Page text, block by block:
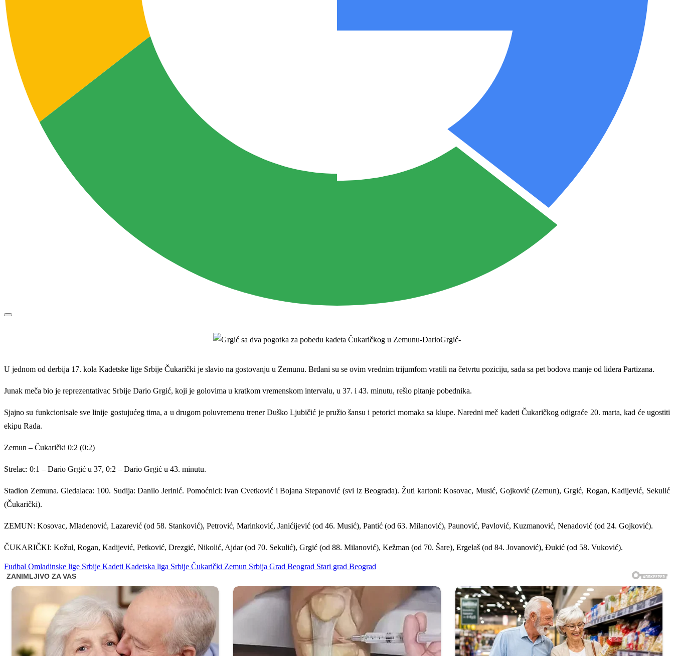
U jednom od derbija 17. kola Kadetske lige Srbije Čukarički je slavio na gostovanju u Zemunu. Brđani su se ovim vrednim trijumfom vratili na četvrtu poziciju, sada sa pet bodova manje od lidera Partizana.
Junak meča bio je reprezentativac Srbije Dario Grgić, koji je golovima u kratkom vremenskom intervalu, u 37. i 43. minutu, rešio pitanje pobednika.
Sjajno su funkcionisale sve linije gostujućeg tima, a u drugom poluvremenu trener Duško Ljubičić je pružio šansu i petorici momaka sa klupe. Naredni meč kadeti Čukaričkog odigraće 20. marta, kad će ugostiti
ekipu Rada.
Zemun – Čukarički 0:2 (0:2)
Strelac: 0:1 – Dario Grgić u 37, 0:2 – Dario Grgić u 43. minutu.
Stadion Zemuna. Gledalaca: 100. Sudija: Danilo Jerinić. Pomoćnici: Ivan Cvetković i Bojana Stepanović (svi iz Beograda). Žuti kartoni: Kosovac, Musić, Gojković (Zemun), Grgić, Rogan, Kadijević, Sekulić
(Čukarički).
ZEMUN: Kosovac, Mladenović, Lazarević (od 58. Stanković), Petrović, Marinković, Janićijević (od 46. Musić), Pantić (od 63. Milanović), Paunović, Pavlović, Kuzmanović, Nenadović (od 24. Gojković).
ČUKARIČKI: Kožul, Rogan, Kadijević, Petković, Drezgić, Nikolić, Ajdar (od 70. Sekulić), Grgić (od 88. Milanović), Kežman (od 70. Šare), Ergelaš (od 84. Jovanović), Đukić (od 58. Vuković).
Fudbal Omladinske lige Srbije Kadeti Kadetska liga Srbije Čukarički Zemun Srbija Grad Beograd Stari grad Beograd